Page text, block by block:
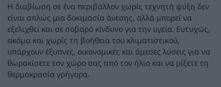
Η διαβίωση σε ένα περιβάλλον χωρίς τεχνητή ψύξη δεν
είναι απλώς μια δοκιμασία άνεσης, αλλά μπορεί να
εξελιχθεί και σε σοβαρό κίνδυνο για την υγεία. Ευτυχώς,
ακόμα και χωρίς τη βοήθεια του κλιματιστικού,
υπάρχουν έξυπνες, οικονομικές και άμεσες λύσεις για να
θωρακίσετε τον χώρο σας από τον ήλιο και να ρίξετε τη
θερμοκρασία γρήγορα.